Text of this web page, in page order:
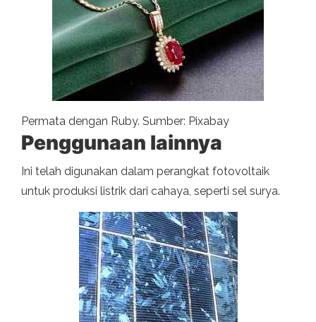
Permata dengan Ruby. Sumber: Pixabay
Penggunaan lainnya
Ini telah digunakan dalam perangkat fotovoltaik
untuk produksi listrik dari cahaya, seperti sel surya.